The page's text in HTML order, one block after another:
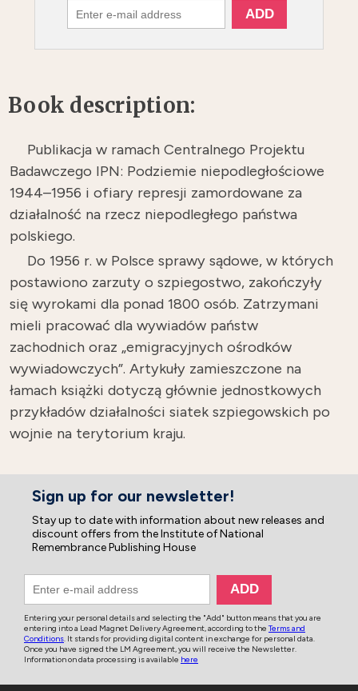
Book description:
Publikacja w ramach Centralnego Projektu
Badawczego IPN: Podziemie niepodległościowe
1944–1956 i ofiary represji zamordowane za
działalność na rzecz niepodległego państwa
polskiego.
Do 1956 r. w Polsce sprawy sądowe, w których
postawiono zarzuty o szpiegostwo, zakończyły
się wyrokami dla ponad 1800 osób. Zatrzymani
mieli pracować dla wywiadów państw
zachodnich oraz „emigracyjnych ośrodków
wywiadowczych”. Artykuły zamieszczone na
łamach książki dotyczą głównie jednostkowych
przykładów działalności siatek szpiegowskich po
wojnie na terytorium kraju.
Sign up for our newsletter!
Stay up to date with information about new releases and
discount offers from the Institute of National
Remembrance Publishing House
Entering your personal details and selecting the "Add" button means that you are
entering into a Lead Magnet Delivery Agreement, according to theTerms and
Conditions. It stands for providing digital content in exchange for personal data.
Once you have signed the LM Agreement, you will receive the Newsletter.
Information on data processing is available here